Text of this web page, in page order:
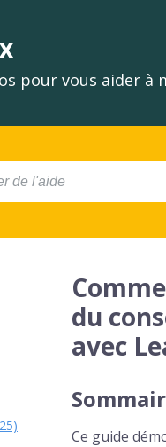
pour vous aider
du
avec
Ce guide